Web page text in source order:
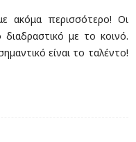
ακόμα περισσότερο! Οι
με το κοινό.
είναι το ταλέντο!